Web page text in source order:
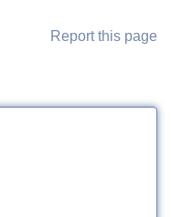
Report this page